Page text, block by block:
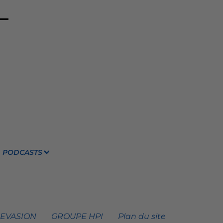
PODCASTS
GROUPE HPI Plan du site